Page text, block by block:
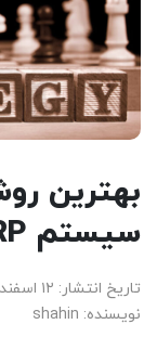
بهترین
سیستم ERP
تاریخ انتشار: ۱۲ اسفند ۱۳۹۶
نویسنده: shahin